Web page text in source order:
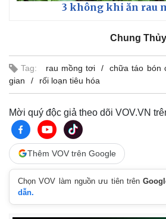
3 không khi ăn rau
Chung
Tag: rau mồng tơi chữa táo bón
gian
rối loạn tiêu hóa
Mời quý độc giả theo dõi VOV.VN
Thêm VOV trên Google
Chọn VOV làm nguồn ưu tiên trên
dẫn.